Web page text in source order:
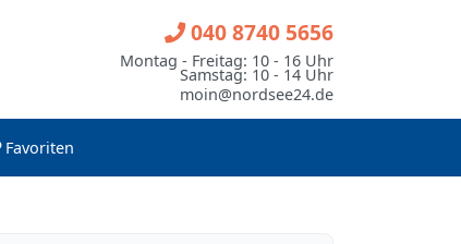
Favoriten
040 8740 5656
Montag - Freitag: 10 - 16 Uhr
Samstag: 10 - 14 Uhr
moin@nordsee24.de